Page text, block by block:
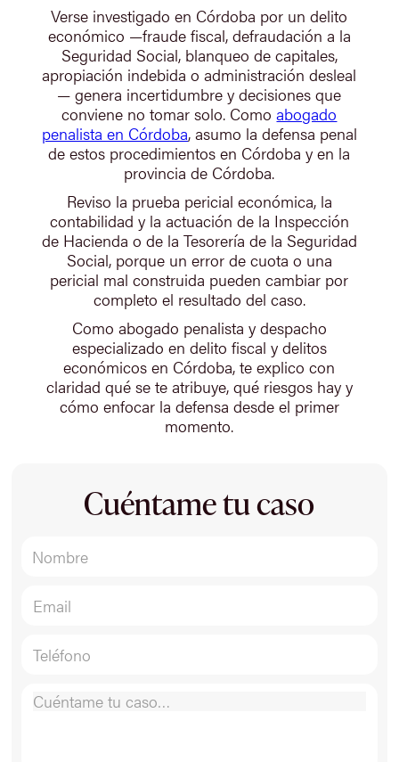
Verse investigado en Córdoba por un delito
económico —fraude fiscal, defraudación a la
Seguridad Social, blanqueo de capitales,
apropiación indebida o administración desleal
— genera incertidumbre y decisiones que
conviene no tomar solo. Comoabogado
penalista en Córdoba, asumo la defensa penal
de estos procedimientos en Córdoba y en la
provincia de Córdoba.
Reviso la prueba pericial económica, la
contabilidad y la actuación de la Inspección
de Hacienda o de la Tesorería de la Seguridad
Social, porque un error de cuota o una
pericial mal construida pueden cambiar por
completo el resultado del caso.
Como abogado penalista y despacho
especializado en delito fiscal y delitos
económicos en Córdoba, te explico con
claridad qué se te atribuye, qué riesgos hay y
cómo enfocar la defensa desde el primer
momento.
Cuéntame tu caso